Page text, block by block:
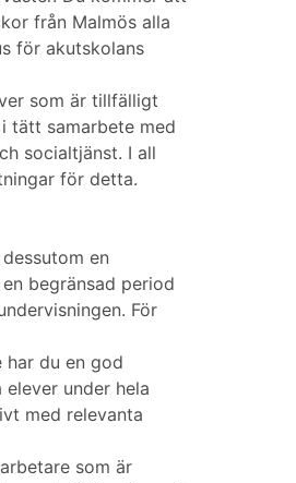
från Malmös alla
för akutskolans
som är tillfälligt
tätt samarbete med
socialtjänst. I all
för detta.
en
begränsad period
För
du en god
under hela
med relevanta
som är